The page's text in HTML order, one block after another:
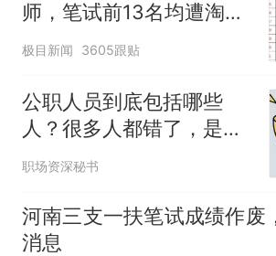
师，笔试前13名均遭淘
汰？教育局：已叫停招
极目新闻 3605跟贴
公职人员到底包括哪些
人？很多人都错了，是这
些人才算！
职场资深秘书
河南三支一扶笔试成绩作废
消息